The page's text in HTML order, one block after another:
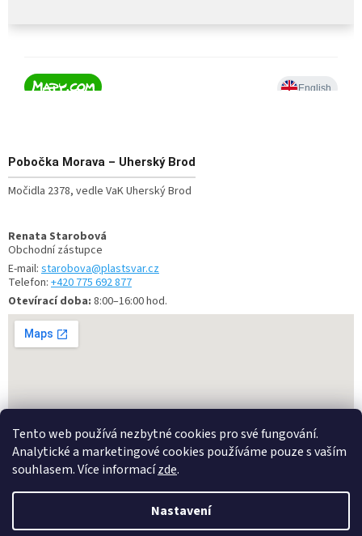
Tento web používá nezbytné cookies pro své fungování.
Analytické a marketingové cookies používáme pouze s vaším
souhlasem. Více informacízde.
Nastavení
Pobočka Morava – Uherský Brod
Močidla 2378, vedle VaK Uherský Brod
Renata Starobová
Obchodní zástupce
E-mail: starobova@plastsvar.cz
Telefon: +420 775 692 877
Otevírací doba: 8:00–16:00 hod.